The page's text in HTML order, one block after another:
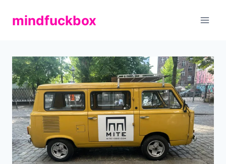
Inhaltmindfuckbox